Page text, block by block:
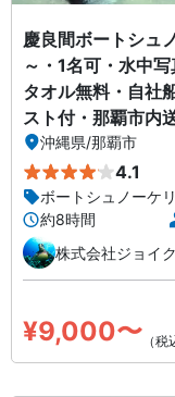
慶良間ボートシュ
～・1名可・水中
タオル無料・自社
スト付・那覇市内
沖縄県/那覇市
4.1
ボートシュノーケ
約8時間
株式会社ジョイ
¥9,000〜 （税